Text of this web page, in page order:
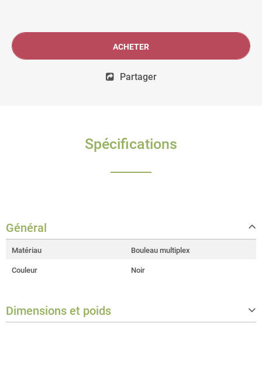
ACHETER
Partager
Spécifications
Général
Matériau Bouleau multiplex
Couleur Noir
Dimensions et poids